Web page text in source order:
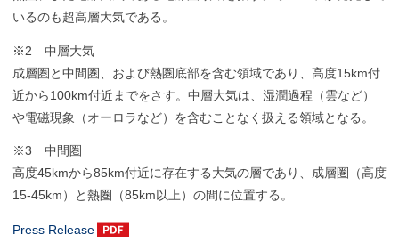
いるのも超高層大気である。
※2 中層大気
成層圏と中間圏、および熱圏底部を含む領域であり、高度15km付
近から100km付近までをさす。中層大気は、湿潤過程（雲など）
や電磁現象（オーロラなど）を含むことなく扱える領域となる。
※3 中間圏
高度45kmから85km付近に存在する大気の層であり、成層圏（高度
15-45km）と熱圏（85km以上）の間に位置する。
Press Release